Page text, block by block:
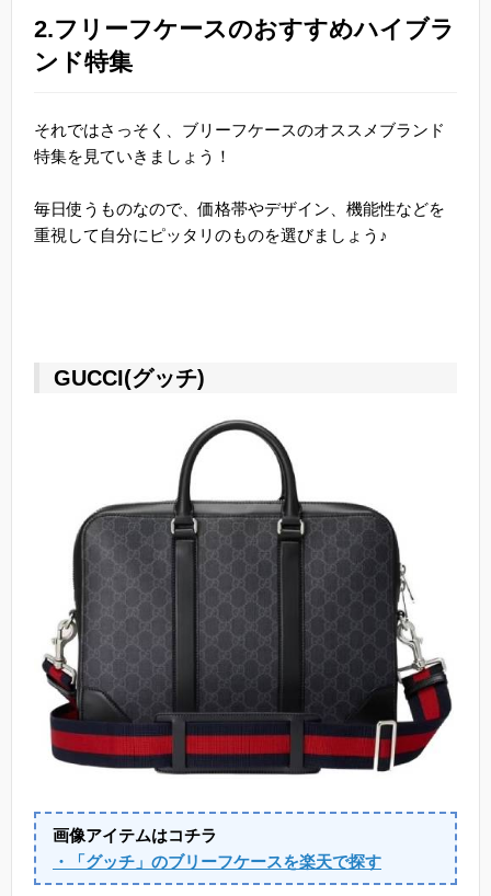
2.フリーフケースのおすすめハイブラ
ンド特集
それではさっそく、ブリーフケースのオススメブランド
特集を見ていきましょう！
毎日使うものなので、価格帯やデザイン、機能性などを
重視して自分にピッタリのものを選びましょう♪
GUCCI(グッチ)
画像アイテムはコチラ
・「グッチ」のブリーフケースを楽天で探す